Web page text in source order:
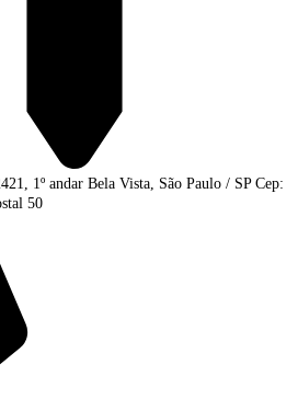
1º andar Bela Vista, São Paulo / SP Cep:
50